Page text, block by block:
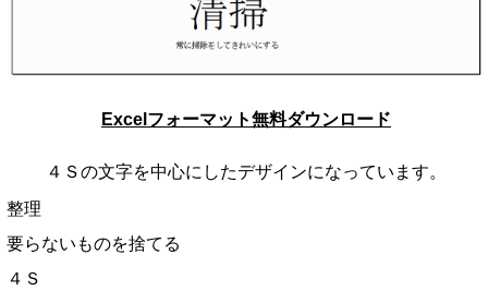
Excelフォーマット無料ダウンロード
４Ｓの文字を中心にしたデザインになっています。
整理
要らないものを捨てる
４Ｓ